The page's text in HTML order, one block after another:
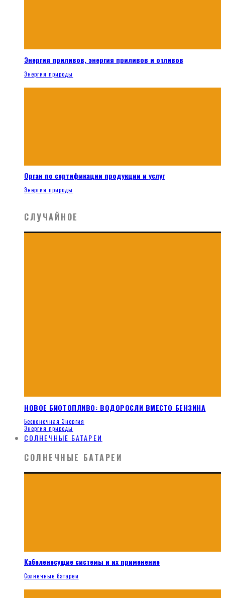
Энергия приливов, энергия приливов и отливов
Энергия природы
Орган по сертификации продукции и услуг
Энергия природы
СЛУЧАЙНОЕ
НОВОЕ БИОТОПЛИВО: ВОДОРОСЛИ ВМЕСТО БЕНЗИНА
Бесконечная Энергия
Энергия природы
СОЛНЕЧНЫЕ БАТАРЕИ
СОЛНЕЧНЫЕ БАТАРЕИ
Кабеленесущие системы и их применение
Солнечные батареи